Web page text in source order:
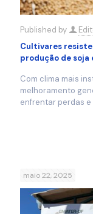
Published by
Cultivares
produção de
Com clima mais
melhoramento
enfrentar perdas
maio 22, 2025